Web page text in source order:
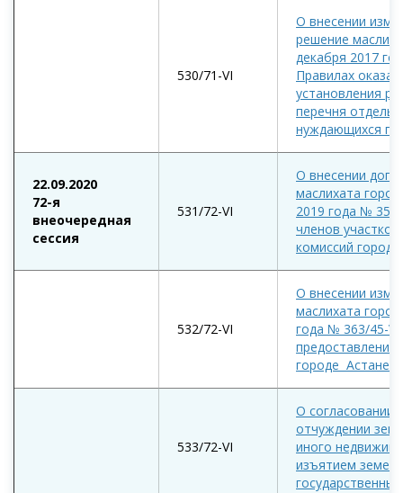
530/71-VI
О внесении
решение
декабря 2017
Правилах
установления
перечня
нуждающихся
22.09.2020
72-я
внеочередная
сессия
531/72-VI
О внесении
маслихата
2019 года №
членов
комиссий
532/72-VI
О внесении
маслихата
года № 363/45-
городе Астане»
533/72-VI
О согласовании
отчуждении
иного
изъятием